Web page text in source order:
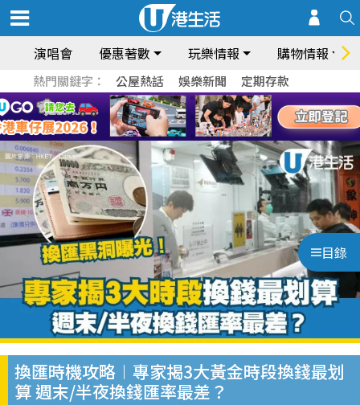
演唱會 優惠著數 玩樂情報 購物情報
熱門關鍵字： 公屋熱話 娛樂新聞 定期存款
目錄
換匯時機攻略︱專家揭3大黃金時段換錢最划
算 週末/半夜換錢匯率最差？